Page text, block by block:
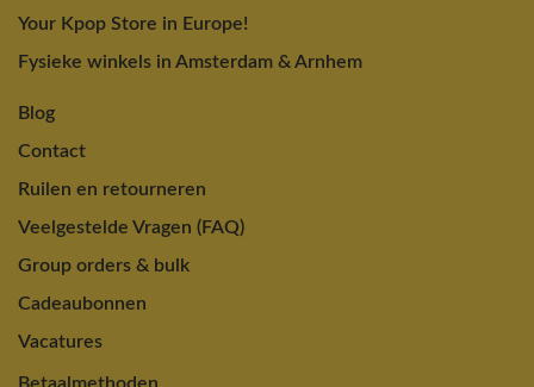
Your Kpop Store in Europe!
Fysieke winkels in Amsterdam & Arnhem
Blog
Contact
Ruilen en retourneren
Veelgestelde Vragen (FAQ)
Group orders & bulk
Cadeaubonnen
Vacatures